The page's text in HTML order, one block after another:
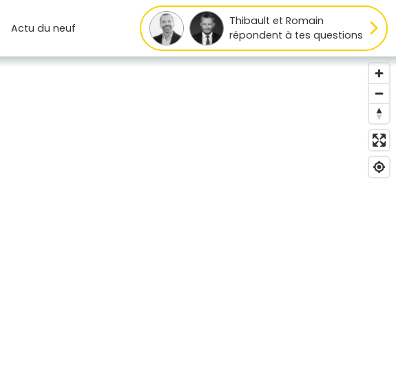
Actudu neuf
Thibault et Romain
répondent à tes questions